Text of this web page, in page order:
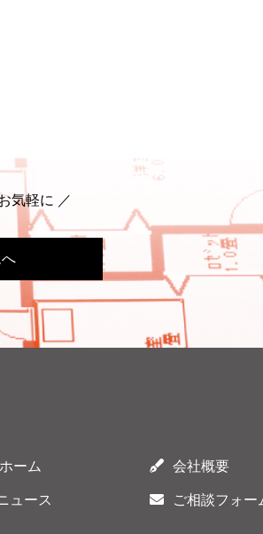
気軽に ／
ホーム 会社概要
ュース ご相談フォー